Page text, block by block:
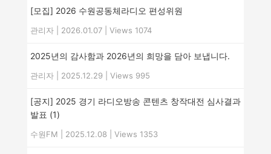
[모집] 2026 수원공동체라디오 편성위원
관리자 2026.01.07 Views 1074
2025년의 감사함과 2026년의 희망을 담아 보냅니다.
관리자 2025.12.29 Views 995
[공지] 2025 경기 라디오방송 콘텐츠 창작대전 심사결과
발표 (1)
수원FM 2025.12.08 Views 1353